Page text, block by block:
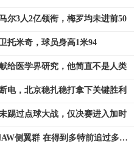
尔3人2亿领衔，梅罗均未进前50
托米奇，球员身高1米94
给医学界研究，他简直不是人类
电，北京稳扎稳打拿下关键胜利
踢过点球大战，仅决赛进入加时
侧翼群 在得到多特前追过多名